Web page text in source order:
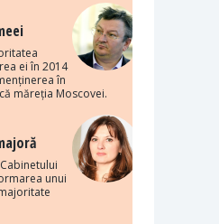
ei în 2014
în
măreția Moscovei.
unui